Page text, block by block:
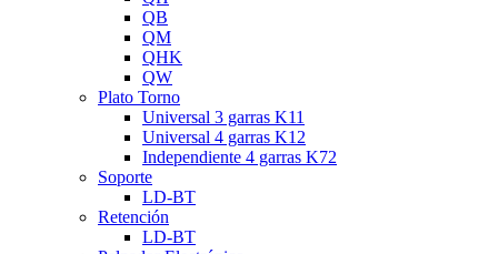
QB
QM
QHK
QW
Plato Torno
Universal 3 garras K11
Universal 4 garras K12
Independiente 4 garras K72
Soporte
LD-BT
Retención
LD-BT